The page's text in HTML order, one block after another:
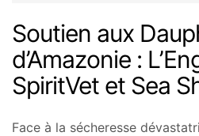
Soutien aux
d’Amazonie :
SpiritVet et Sea
Face à la sécheresse